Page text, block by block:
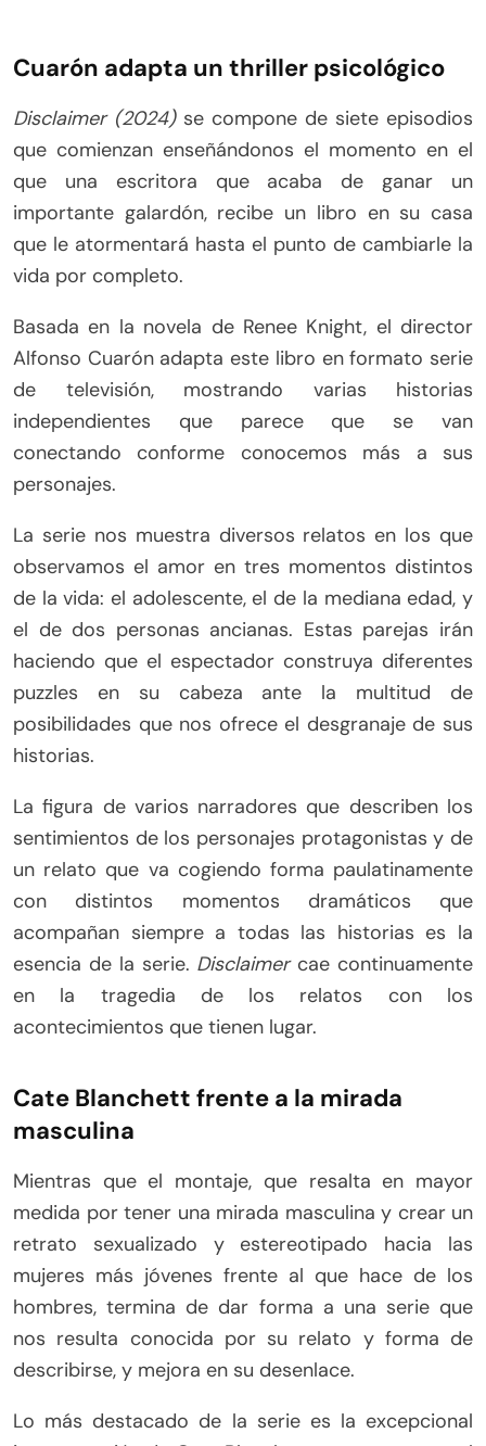
Cuarón adapta un thriller psicológico
Disclaimer (2024)se compone de siete episodios
que comienzan enseñándonos el momento en el
que una escritora que acaba de ganar un
importante galardón, recibe un libro en su casa
que le atormentará hasta el punto de cambiarle la
vida por completo.
Basada en la novela de Renee Knight, el director
Alfonso Cuarón adapta este libro en formato serie
de televisión, mostrando varias historias
independientes que parece que se van
conectando conforme conocemos más a sus
personajes.
La serie nos muestra diversos relatos en los que
observamos el amor en tres momentos distintos
de la vida: el adolescente, el de la mediana edad, y
el de dos personas ancianas. Estas parejas irán
haciendo que el espectador construya diferentes
puzzles en su cabeza ante la multitud de
posibilidades que nos ofrece el desgranaje de sus
historias.
La figura de varios narradores que describen los
sentimientos de los personajes protagonistas y de
un relato que va cogiendo forma paulatinamente
con distintos momentos dramáticos que
acompañan siempre a todas las historias es la
esencia de la serie. Disclaimercae continuamente
en la tragedia de los relatos con los
acontecimientos que tienen lugar.
Cate Blanchett frente a la mirada
masculina
Mientras que el montaje, que resalta en mayor
medida por tener una mirada masculina y crear un
retrato sexualizado y estereotipado hacia las
mujeres más jóvenes frente al que hace de los
hombres, termina de dar forma a una serie que
nos resulta conocida por su relato y forma de
describirse, y mejora en su desenlace.
Lo más destacado de la serie es la excepcional